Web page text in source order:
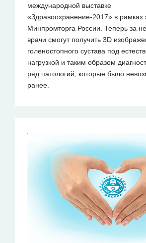
международной выставке
«Здравоохранение-2017» в рамках
Минпромторга России. Теперь за
врачи смогут получить 3D
голеностопного сустава под
нагрузкой и таким образом
ряд патологий, которые было
ранее.